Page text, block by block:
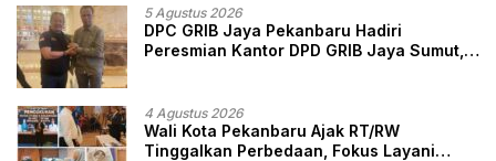
5 Agustus 2026
DPC GRIB Jaya Pekanbaru Hadiri
Peresmian Kantor DPD GRIB Jaya Sumut,
4 Agustus 2026
Wali Kota Pekanbaru Ajak RT/RW
Tinggalkan Perbedaan, Fokus Layani